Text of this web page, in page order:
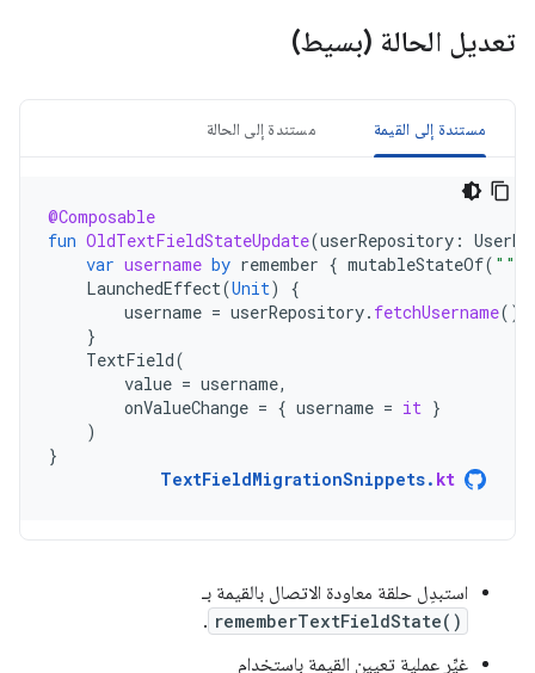
تعديل الحالة (بسيط)
مستندة إلى القيمة مستندة إلى الحالة
@Composable
fun OldTextFieldStateUpdate(userRepository :
var username by remember { mutableStateOf( ""
LaunchedEffect(Unit)
{
username = userRepository. fetchUsername()
}
TextField(
value = username,
onValueChange = { username = it }
)
}
TextFieldMigrationSnippets. kt
استبدِل حلقة معاودة الاتصال بالقيمة بـ
rememberTextFieldState()
.
غيِّر عملية تعيين القيمة باستخدام